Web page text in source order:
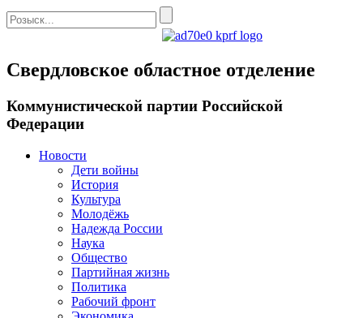
Свердловское областное отделение
Коммунистической партии Российской
Федерации
Новости
Дети войны
История
Культура
Молодёжь
Надежда России
Наука
Общество
Партийная жизнь
Политика
Рабочий фронт